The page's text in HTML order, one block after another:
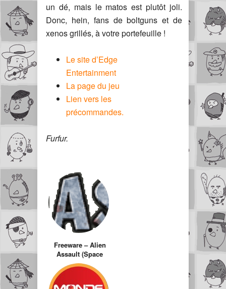
un dé, mais le matos est plutôt joli.
Donc, hein, fans de boltguns et de
xenos grillés, à votre portefeuille !
Le site d’Edge
Entertainment
La page du jeu
Lien vers les
précommandes.
Furfur.
Freeware – Alien
Assault (Space
Hulk)